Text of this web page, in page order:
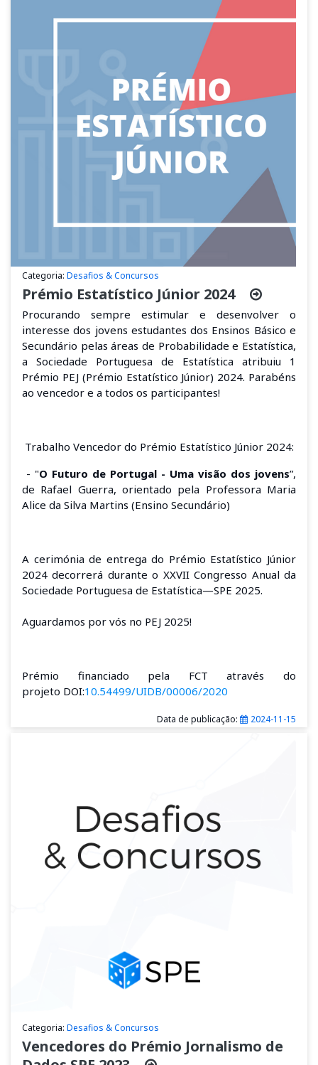
Categoria: Desafios & Concursos
Prémio Estatístico Júnior 2024
Procurando sempre estimular e desenvolver o
interesse dos jovens estudantes dos Ensinos Básico e
Secundário pelas áreas de Probabilidade e Estatística,
a Sociedade Portuguesa de Estatística
atribuiu 1
Prémio PEJ (Prémio Estatístico Júnior) 2024. Parabéns
ao vencedor e a todos os participantes!
Trabalho Vencedor do Prémio Estatístico Júnior 2024:
- "O Futuro de Portugal - Uma visão dos jovens”,
de Rafael Guerra, orientado pela Professora Maria
Alice da Silva Martins (Ensino Secundário)
A cerimónia de entrega do Prémio Estatístico Júnior
2024 decorrerá durante o XXVII Congresso Anual da
Sociedade Portuguesa de Estatística—SPE 2025.
Aguardamos por vós no PEJ 2025!
Prémio financiado pela FCT através do
projeto DOI:10.54499/UIDB/00006/2020
Data de publicação: 2024-11-15
Categoria: Desafios & Concursos
Vencedores do Prémio Jornalismo de